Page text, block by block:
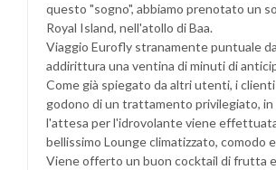
questo "sogno", abbiamo prenotato un
Royal Island, nell'atollo di Baa.
Viaggio Eurofly stranamente puntuale
addirittura una ventina di minuti di
Come già spiegato da altri utenti, i clienti
godono di un trattamento privilegiato, in
l'attesa per l'idrovolante viene
bellissimo Lounge climatizzato, comodo
Viene offerto un buon cocktail di frutta